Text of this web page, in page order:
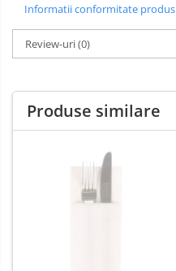
Informatii conformitate produs
Review-uri(0)
Produse similare